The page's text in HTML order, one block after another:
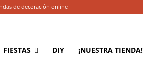
de decoración online
FIESTAS DIY ¡NUESTRA TIENDA!